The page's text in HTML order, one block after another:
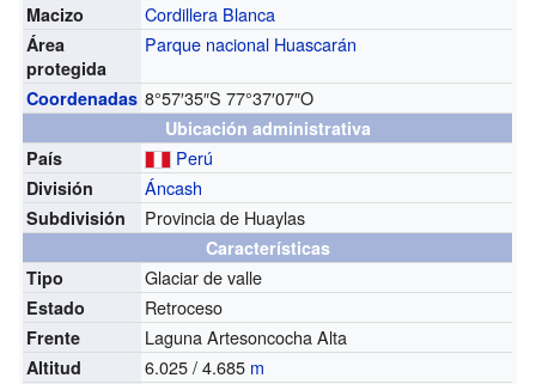
Macizo Cordillera Blanca
Área
protegida
Parque nacional Huascarán
Coordenadas 8°57′35″S 77°37′07″O
Ubicación administrativa
País
Perú
División Áncash
Subdivisión Provincia de Huaylas
Características
Tipo
Glaciar de valle
Estado Retroceso
Frente Laguna Artesoncocha Alta
Altitud 6.025 / 4.685 m